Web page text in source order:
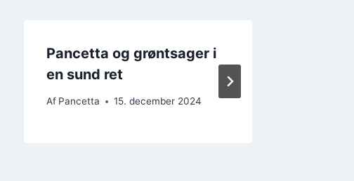
Pancetta og grøntsager i
en sund ret
Af Pancetta 15. december 2024